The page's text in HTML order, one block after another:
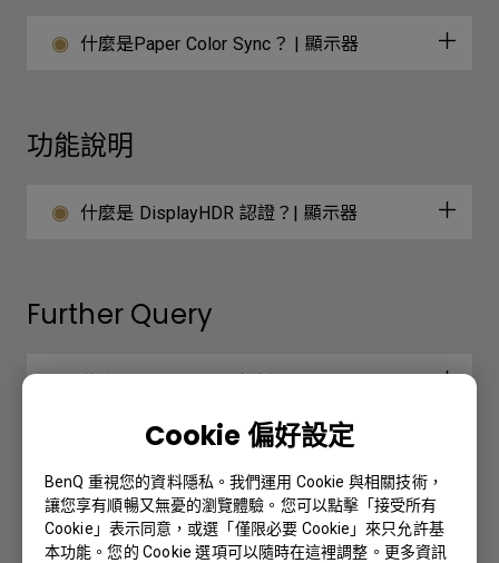
Cookie 偏好設定
BenQ 重視您的資料隱私。我們運用 Cookie 與相關技術，
讓您享有順暢又無憂的瀏覽體驗。您可以點擊「接受所有
Cookie」表示同意，或選「僅限必要 Cookie」來只允許基
本功能。您的 Cookie 選項可以隨時在這裡調整。更多資訊
什麼是Paper Color Sync？ | 顯示器
功能說明
什麼是 DisplayHDR 認證？| 顯示器
Further Query
什麼是Paper Color Sync？ | 顯示器